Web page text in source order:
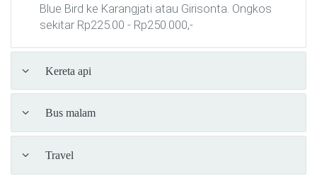
Blue Bird ke Karangjati atau Girisonta. Ongkos
sekitar Rp225.00 - Rp250.000,-
Kereta api
Bus malam
Travel